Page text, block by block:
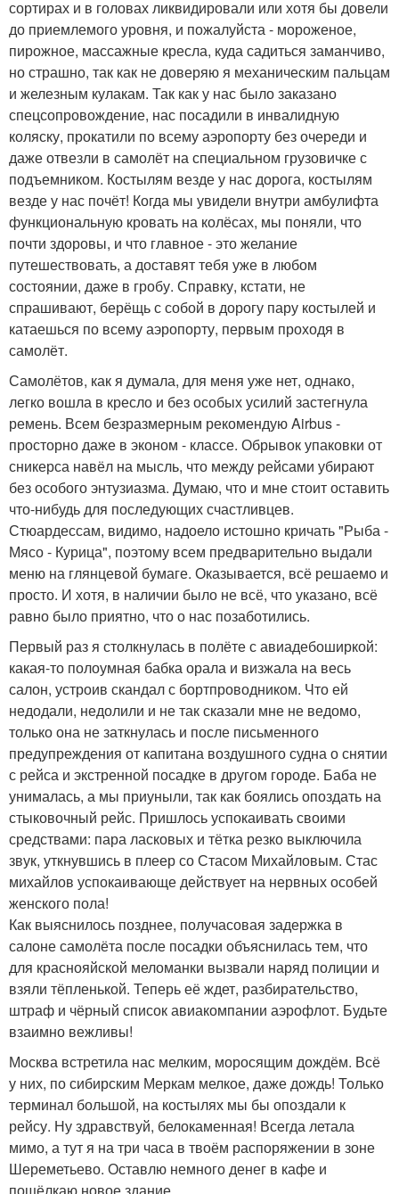
сортирах и в головах ликвидировали или хотя бы довели
до приемлемого уровня, и пожалуйста - мороженое,
пирожное, массажные кресла, куда садиться заманчиво,
но страшно, так как не доверяю я механическим пальцам
и железным кулакам. Так как у нас было заказано
спецсопровождение, нас посадили в инвалидную
коляску, прокатили по всему аэропорту без очереди и
даже отвезли в самолёт на специальном грузовичке с
подъемником. Костылям везде у нас дорога, костылям
везде у нас почёт! Когда мы увидели внутри амбулифта
функциональную кровать на колёсах, мы поняли, что
почти здоровы, и что главное - это желание
путешествовать, а доставят тебя уже в любом
состоянии, даже в гробу. Справку, кстати, не
спрашивают, берёщь с собой в дорогу пару костылей и
катаешься по всему аэропорту, первым проходя в
самолёт.
Самолётов, как я думала, для меня уже нет, однако,
легко вошла в кресло и без особых усилий застегнула
ремень. Всем безразмерным рекомендую Airbus -
просторно даже в эконом - классе. Обрывок упаковки от
сникерса навёл на мысль, что между рейсами убирают
без особого энтузиазма. Думаю, что и мне стоит оставить
что-нибудь для последующих счастливцев.
Стюардессам, видимо, надоело истошно кричать "Рыба -
Мясо - Курица", поэтому всем предварительно выдали
меню на глянцевой бумаге. Оказывается, всё решаемо и
просто. И хотя, в наличии было не всё, что указано, всё
равно было приятно, что о нас позаботились.
Первый раз я столкнулась в полёте с авиадебоширкой:
какая-то полоумная бабка орала и визжала на весь
салон, устроив скандал с бортпроводником. Что ей
недодали, недолили и не так сказали мне не ведомо,
только она не заткнулась и после письменного
предупреждения от капитана воздушного судна о снятии
с рейса и экстренной посадке в другом городе. Баба не
унималась, а мы приуныли, так как боялись опоздать на
стыковочный рейс. Пришлось успокаивать своими
средствами: пара ласковых и тётка резко выключила
звук, уткнувшись в плеер со Стасом Михайловым. Стас
михайлов успокаивающе действует на нервных особей
женского пола!
Как выяснилось позднее, получасовая задержка в
салоне самолёта после посадки объяснилась тем, что
для краснояйской меломанки вызвали наряд полиции и
взяли тёпленькой. Теперь её ждет, разбирательство,
штраф и чёрный список авиакомпании аэрофлот. Будьте
взаимно вежливы!
Москва встретила нас мелким, моросящим дождём. Всё
у них, по сибирским Меркам мелкое, даже дождь! Только
терминал большой, на костылях мы бы опоздали к
рейсу. Ну здравствуй, белокаменная! Всегда летала
мимо, а тут я на три часа в твоём распоряжении в зоне
Шереметьево. Оставлю немного денег в кафе и